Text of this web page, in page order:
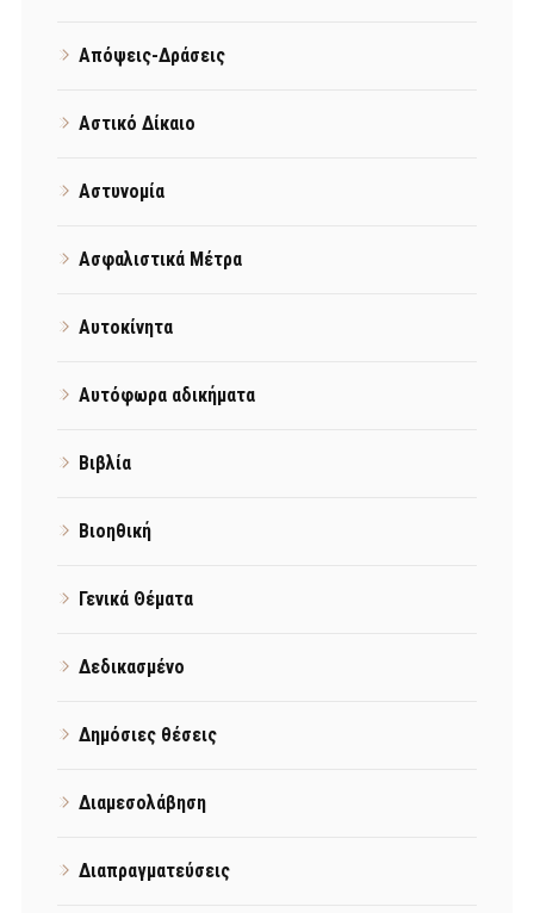
Απόψεις-Δράσεις
Αστικό Δίκαιο
Αστυνομία
Ασφαλιστικά Μέτρα
Αυτοκίνητα
Αυτόφωρα αδικήματα
Βιβλία
Βιοηθική
Γενικά Θέματα
Δεδικασμένο
Δημόσιες θέσεις
Διαμεσολάβηση
Διαπραγματεύσεις